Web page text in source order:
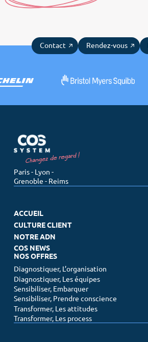
Contact Rendez-vous
Paris - Lyon -
Grenoble - Reims
ACCUEIL
CULTURE CLIENT
NOTRE ADN
COS NEWS
NOS OFFRES
Diagnostiquer, L’organisation
Diagnostiquer, Les équipes
Sensibiliser, Embarquer
Sensibiliser, Prendre conscience
Transformer, Les attitudes
Transformer, Les process